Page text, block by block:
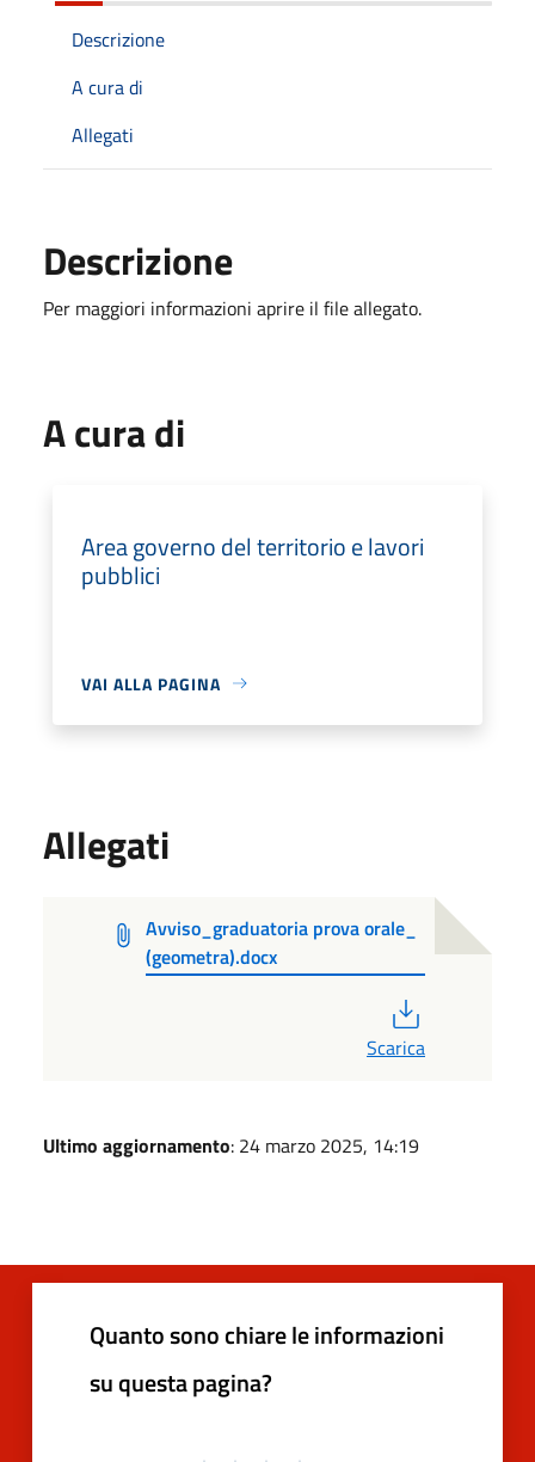
Descrizione
A cura di
Allegati
Descrizione
Per maggiori informazioni aprire il file allegato.
A cura di
Area governo del territorio e lavori
pubblici
VAI ALLA PAGINA
Allegati
Avviso_graduatoria prova orale_
(geometra).docx
Scarica
Ultimo aggiornamento: 24 marzo 2025, 14:19
Quanto sono chiare le informazioni
su questa pagina?